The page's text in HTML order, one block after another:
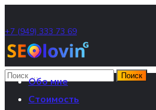
+7 (949) 333 73 69
Обо мне
Стоимость